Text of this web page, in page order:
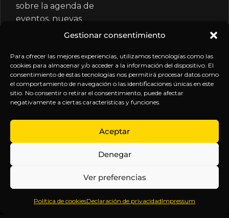
Gestionar consentimiento
Para ofrecer las mejores experiencias, utilizamos tecnologías como las
cookies para almacenar y/o acceder a la información del dispositivo. El
consentimiento de estas tecnologías nos permitirá procesar datos como
el comportamiento de navegación o las identificaciones únicas en este
sitio. No consentir o retirar el consentimiento, puede afectar
negativamente a ciertas características y funciones.
Aceptar
Denegar
Ver preferencias
Política de cookiesDeclaración de privacidadImpressum
sobre la agenda de
eventos, nuevas
publicaciones y
suscripción.
Inteligencia
Anticipándonos
EXPLORA
Inicio
Sobre
Contenido
Webinars
LEGAL
Política
de
Términos y
Aviso
SÍGUENOS